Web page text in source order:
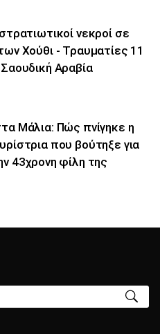
νεκροί σε
Χούθι - Τραυματίες 11
Αραβία
Μάλια: Πώς πνίγηκε η
που βούτηξε για
43χρονη φίλη της